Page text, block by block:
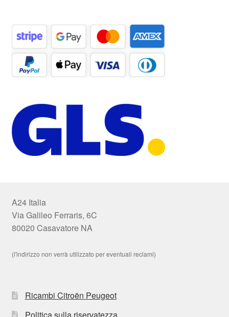
A24 Italia
Via Galileo Ferraris, 6C
80020 Casavatore NA
(l'indirizzo non verrà utilizzato per eventuali reclami)
Ricambi Citroën Peugeot